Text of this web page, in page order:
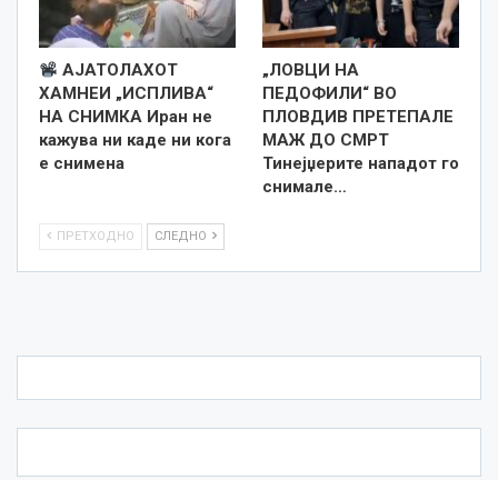
АЈАТОЛАХОТ
ХАМНЕИ „ИСПЛИВА“
НА СНИМКА Иран не
кажува ни каде ни кога
е снименa
„ЛОВЦИ НА
ПЕДОФИЛИ“ ВО
ПЛОВДИВ ПРЕТЕПАЛЕ
МАЖ ДО СМРТ
Тинејџерите нападот го
снимале…
ПРЕТХОДНО СЛЕДНО